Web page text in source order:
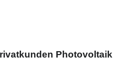
Photovoltaik